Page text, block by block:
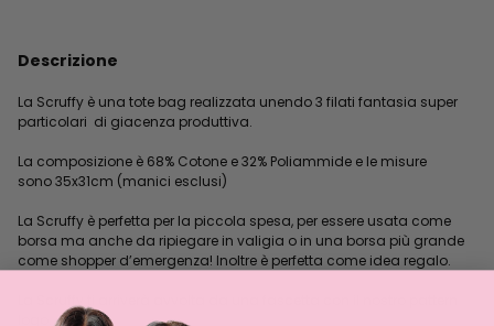
Descrizione
La Scruffy è una tote bag realizzata unendo 3 filati fantasia super
particolari di giacenza produttiva.
La composizione è 68% Cotone e 32% Poliammide e le misure
sono 35x31cm (manici esclusi)
La Scruffy è perfetta per la piccola spesa, per essere usata come
borsa ma anche da ripiegare in valigia o in una borsa più grande
come shopper d’emergenza! Inoltre è perfetta come idea regalo.